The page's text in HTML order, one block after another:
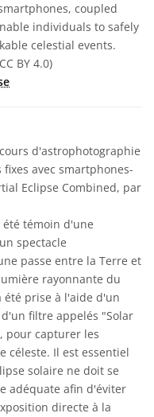
coupled
individuals to safely
celestial events.
BY 4.0)
d'astrophotographie
fixes avec smartphones-
Eclipse Combined, par
été témoin d'une
spectacle
passe entre la Terre et
rayonnante du
été prise à l'aide d'un
filtre appelés "Solar
pour capturer les
céleste. Il est essentiel
solaire ne doit se
adéquate afin d'éviter
directe à la